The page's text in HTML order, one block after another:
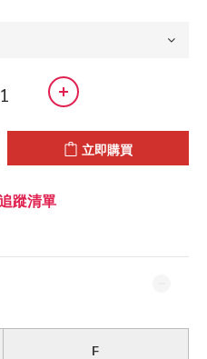
立即購買
蹤清單
F